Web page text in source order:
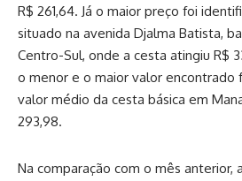
R$ 261,64. Já o maior preço foi
situado na avenida Djalma Batista,
Centro-Sul, onde a cesta atingiu R$
o menor e o maior valor encontrado
valor médio da cesta básica em
293,98.
Na comparação com o mês anterior,